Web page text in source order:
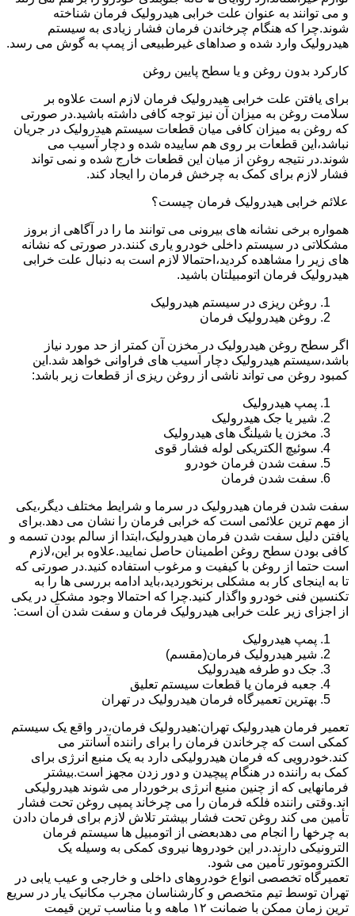
و می توانند به عنوان علت خرابی هیدرولیک فرمان شناخته
شوند.چرا که هنگام چرخاندن فرمان فشار زیادی به سیستم
هیدرولیک وارد شده و صداهای غیرطبیعی از پمپ به گوش می رسد.
کارکرد بدون روغن و یا سطح پایین روغن
برای یافتن علت خرابی هیدرولیک فرمان لازم است علاوه بر
سلامت روغن به میزان آن نیز توجه کافی داشته باشید.در صورتی
که روغن به میزان کافی میان قطعات سیستم هیدرولیک در جریان
نباشد،این قطعات بر روی هم ساییده شده و دچار آسیب می
شوند.در نتیجه روغن از میان این قطعات خارج شده و نمی تواند
فشار لازم برای کمک به چرخش فرمان را ایجاد کند.
علائم خرابی هیدرولیک فرمان چیست؟
همواره برخی نشانه های بیرونی می توانند ما را در آگاهی از بروز
مشکلاتی در سیستم داخلی خودرو یاری کنند.در صورتی که نشانه
های زیر را مشاهده کردید،احتمالا لازم است به دنبال علت خرابی
هیدرولیک فرمان اتومبیلتان باشید.
روغن ریزی در سیستم هیدرولیک
روغن هیدرولیک فرمان
اگر سطح روغن هیدرولیک در مخزن آن کمتر از حد مورد نیاز
باشد،سیستم هیدرولیک دچار آسیب های فراوانی خواهد شد.این
کمبود روغن می تواند ناشی از روغن ریزی از قطعات زیر باشد:
پمپ هیدرولیک
شیر یا جک هیدرولیک
مخزن یا شیلنگ های هیدرولیک
سوئیچ الکتریکی لوله فشار قوی
سفت شدن فرمان خودرو
سفت شدن فرمان
سفت شدن فرمان هیدرولیک در سرما و شرایط مختلف دیگر،یکی
از مهم ترین علائمی است که خرابی فرمان را نشان می دهد.برای
یافتن دلیل سفت شدن فرمان هیدرولیک،ابتدا از سالم بودن تسمه و
کافی بودن سطح روغن اطمینان حاصل نمایید.علاوه بر این،لازم
است حتما از روغن با کیفیت و مرغوب استفاده کنید.در صورتی که
تا به اینجای کار به مشکلی برنخوردید،باید ادامه بررسی ها را به
تکنسین فنی خودرو واگذار کنید.چرا که احتمالا وجود مشکل در یکی
از اجزای زیر علت خرابی هیدرولیک فرمان و سفت شدن آن است:
پمپ هیدرولیک
شیر هیدرولیک فرمان(مقسم)
جک دو طرفه هیدرولیک
جعبه فرمان یا قطعات سیستم تعلیق
بهترین تعمیرگاه فرمان هیدرولیک در تهران
تعمیر فرمان هیدرولیک تهران:هیدرولیک فرمان،در واقع یک سیستم
کمکی است که چرخاندن فرمان را برای راننده آسانتر می
کند.خودرویی که فرمان هیدرولیکی دارد به یک منبع انرژی برای
کمک به راننده در هنگام پیچیدن و دور زدن مجهز است.بیشتر
فرمانهایی که از چنین منبع انرژی برخوردار می شوند هیدرولیکی
اند.وقتی راننده فلکه فرمان را می چرخاند پمپی روغن تحت فشار
تأمین می کند روغن تحت فشار بیشتر تلاش لازم برای فرمان دادن
به چرخها را انجام می دهدبعضی از اتومبیل ها سیستم فرمان
الترونیکی دارند.در این خودروها نیروی کمکی به وسیله یک
الکتروموتور تأمین می شود.
تعمیرگاه تخصصی انواع خودروهای داخلی و خارجی و عیب یابی در
تهران توسط تیم متخصص و کارشناسان مجرب مکانیک یار در سریع
ترین زمان ممکن با ضمانت ۱۲ ماهه و با مناسب ترین قیمت